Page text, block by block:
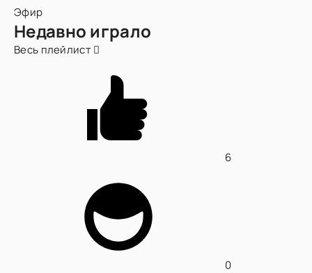
Эфир
Недавно играло
Весь плейлист
6
0